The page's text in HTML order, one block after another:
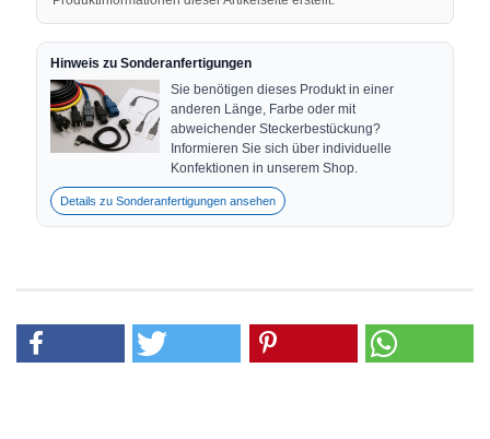
Hinweis zu Sonderanfertigungen
Sie benötigen dieses Produkt in einer
anderen Länge, Farbe oder mit
abweichender Steckerbestückung?
Informieren Sie sich über individuelle
Konfektionen in unserem Shop.
Details zu Sonderanfertigungen ansehen